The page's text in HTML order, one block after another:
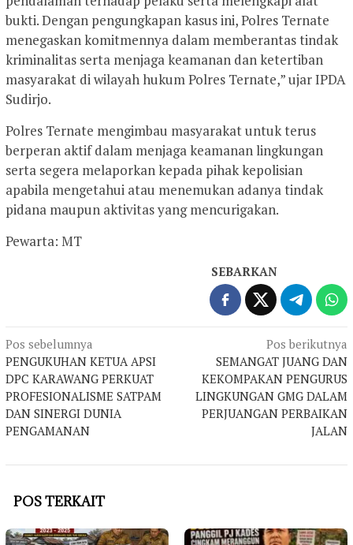
bukti. Dengan pengungkapan kasus ini, Polres Ternate
menegaskan komitmennya dalam memberantas tindak
kriminalitas serta menjaga keamanan dan ketertiban
masyarakat di wilayah hukum Polres Ternate,” ujar IPDA
Sudirjo.
Polres Ternate mengimbau masyarakat untuk terus
berperan aktif dalam menjaga keamanan lingkungan
serta segera melaporkan kepada pihak kepolisian
apabila mengetahui atau menemukan adanya tindak
pidana maupun aktivitas yang mencurigakan.
Pewarta: MT
SEBARKAN
Navigasi
pos
Pos sebelumnya
PENGUKUHAN KETUA APSI
DPC KARAWANG PERKUAT
PROFESIONALISME SATPAM
DAN SINERGI DUNIA
PENGAMANAN
Pos berikutnya
SEMANGAT JUANG DAN
KEKOMPAKAN PENGURUS
LINGKUNGAN GMG DALAM
PERJUANGAN PERBAIKAN
JALAN
POS TERKAIT